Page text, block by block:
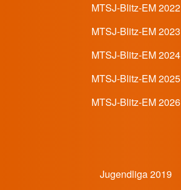
MTSJ-Blitz-EM 2022
MTSJ-Blitz-EM 2023
MTSJ-Blitz-EM 2024
MTSJ-Blitz-EM 2025
MTSJ-Blitz-EM 2026
Jugendliga 2019